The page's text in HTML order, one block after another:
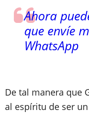
Ahora
que envíe
WhatsApp
De tal manera que
al espíritu de ser